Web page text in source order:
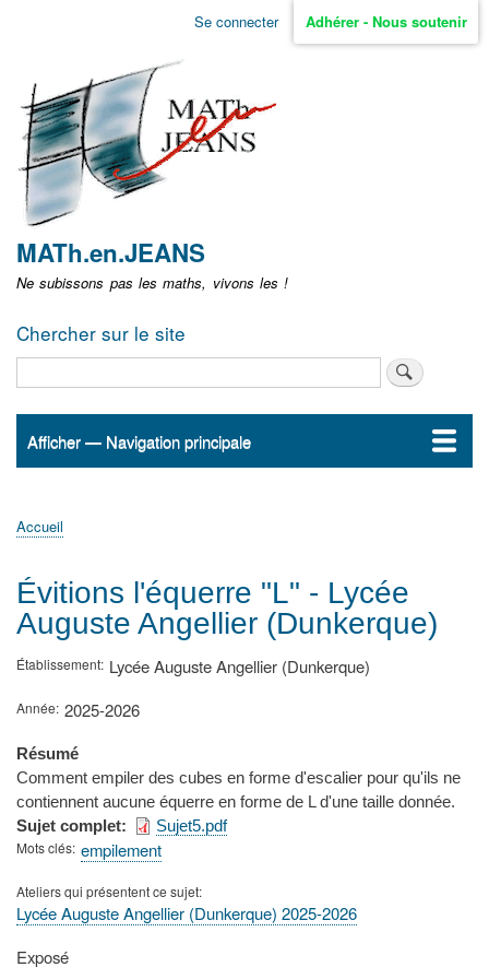
Aller
non
identifié
Se connecter Adhérer - Nous soutenir
MATh.en.JEANS
Ne subissons pas les maths, vivons les !
Chercher sur le site
Navigation
Afficher — Navigation principale
Accueil
ActualitésMATh.en.JEANS ?
Régions et Ateliers
Créer, gérer un atelier
Sujets/Publications
Congrès
d'Ariane
Accueil
Évitions l'équerre "L" - Lycée
Auguste Angellier (Dunkerque)
Établissement Lycée Auguste Angellier (Dunkerque)
Année 2025-2026
Résumé
Comment empiler des cubes en forme d'escalier pour qu'ils ne
contiennent aucune équerre en forme de L d'une taille donnée.
Sujet complet
Sujet5.pdf
Mots clés empilement
Ateliers qui présentent ce sujet
Lycée Auguste Angellier (Dunkerque) 2025-2026
Type
Exposé